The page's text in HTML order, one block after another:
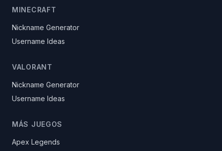
MINECRAFT
Nickname Generator
Username Ideas
VALORANT
Nickname Generator
Username Ideas
MÁS JUEGOS
Apex Legends